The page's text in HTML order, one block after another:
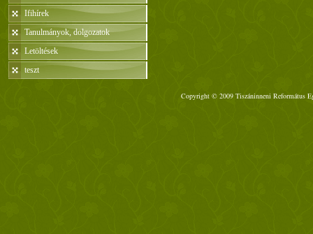
Ifihírek
Tanulmányok, dolgozatok
Letöltések
teszt
Copyright © 2009 Tiszáninneni Református